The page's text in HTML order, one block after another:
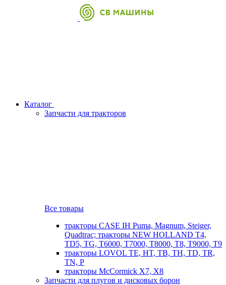
Каталог
Запчасти для тракторов
Все товары
тракторы CASE IH Puma, Magnum, Steiger,
Quadtrac; тракторы NEW HOLLAND T4,
TD5, TG, T6000, T7000, T8000, T8, T9000, T9
тракторы LOVOL TE, HT, TB, TH, TD, TR,
TN, P
тракторы McCormick X7, X8
Запчасти для плугов и дисковых борон